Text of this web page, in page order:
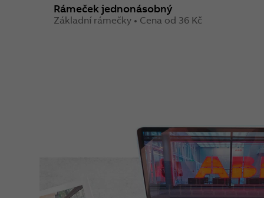
Rámeček jednonásobný
Základní rámečky • Cena od 36 Kč